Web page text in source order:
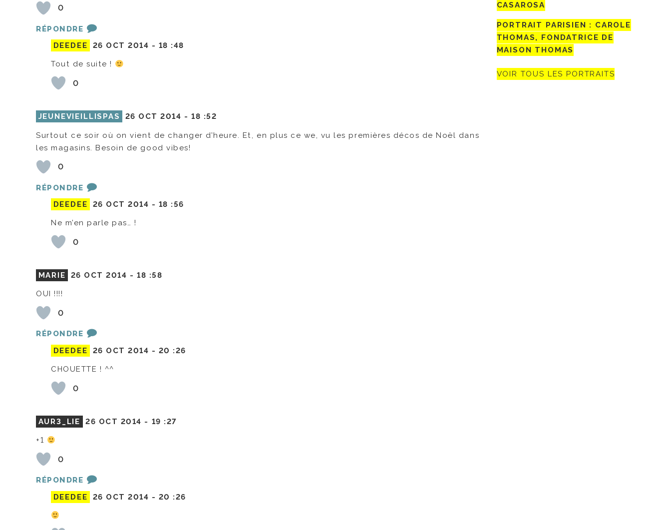
0
RÉPONDRE
DEEDEE
26 OCT 2014 - 18 :48
Tout de suite !
0
JEUNEVIEILLISPAS 26 OCT 2014 -18 :52
Surtout ce soir où on vient de changer d’heure. Et, en plus ce we, vu les premières décos de Noël dans
les magasins. Besoin de good vibes!
0
RÉPONDRE
DEEDEE
26 OCT 2014 - 18 :56
Ne m’en parle pas… !
0
MARIE 26 OCT 2014 -18 :58
OUI !!!!
0
RÉPONDRE
DEEDEE
26 OCT 2014 - 20 :26
CHOUETTE ! ^^
0
AUR3_LIE 26 OCT 2014 - 19 :27
+1
0
RÉPONDRE
DEEDEE
26 OCT 2014 - 20 :26
CASAROSA
PORTRAIT PARISIEN : CAROLE
THOMAS, FONDATRICE DE
MAISON THOMAS
VOIR TOUS LES PORTRAITS